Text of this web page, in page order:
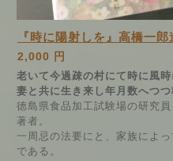
『時に陽射しを』高橋一郎
2,000 円
老いて今過疎の村にて時に風
妻と共に生き来し年月数へつ
徳島県食品加工試験場の研究
著者。
一周忌の法要にと、家族によ
である。